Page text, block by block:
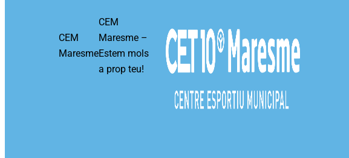
CEM
Maresme
CEM
Maresme –
Estem mols
a prop teu!